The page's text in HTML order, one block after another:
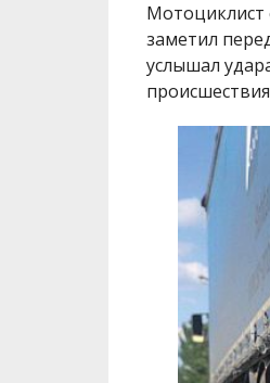
Мотоциклист
заметил
услышал